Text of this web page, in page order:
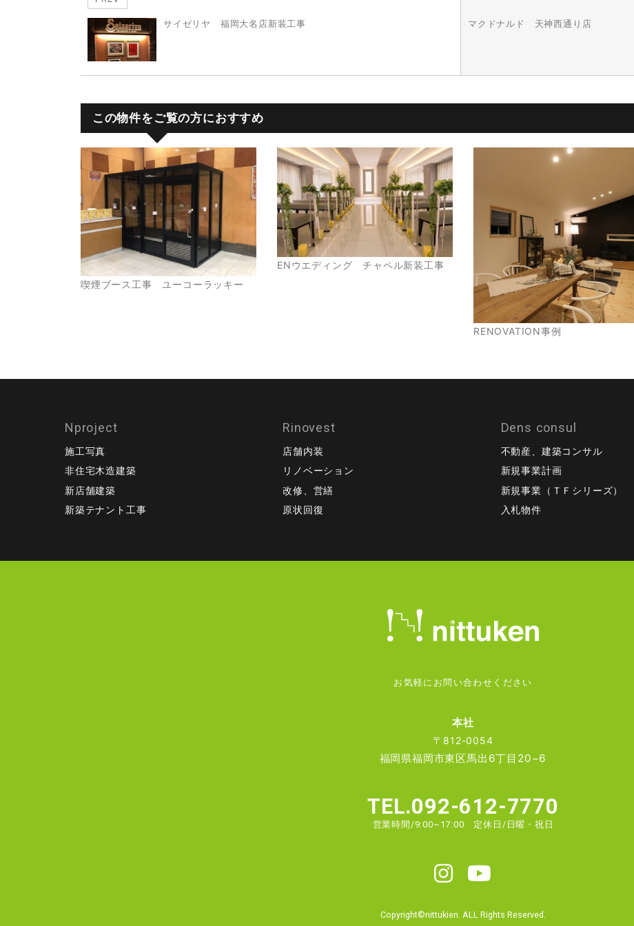
サイゼリヤ 福岡大名店新装工事 マクドナルド 天神西通り店
この物件をご覧の方におすすめ
喫煙ブース工事 ユーコーラッキー
ENウエディング チャペル新装工事
RENOVATION事例
Nproject
施工写真
非住宅木造建築
新店舗建築
新築テナント工事
Rinovest
店舗内装
リノベーション
改修、営繕
原状回復
Dens consul
不動産、建築コンサル
新規事業計画
新規事業（ＴＦシリーズ）
入札物件
お気軽にお問い合わせください
本社
〒812-0054
福岡県福岡市東区馬出6丁目20−6
TEL.092-612-7770
営業時間/9:00~17:00 定休日/日曜・祝日
Copyright©nittukien. ALL Rights Reserved.